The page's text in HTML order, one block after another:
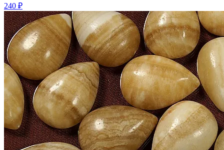
240 ₽